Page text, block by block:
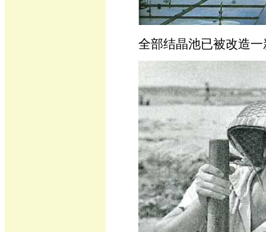
全部结晶池已被改造一